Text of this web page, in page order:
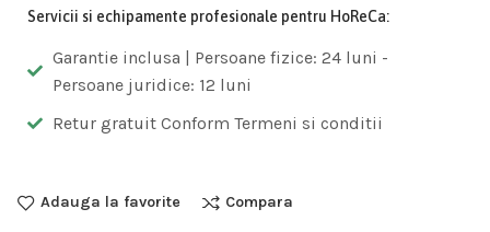
Servicii si echipamente profesionale pentru HoReCa:
Garantie inclusa | Persoane fizice: 24 luni -
Persoane juridice: 12 luni
Retur gratuit Conform Termeni si conditii
Adauga la favorite Compara